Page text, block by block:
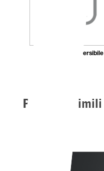
Installazione reversibile
Prodotti Simili